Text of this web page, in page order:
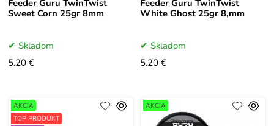
Feeder Guru TwinTwist
Sweet Corn 25gr 8mm
Skladom
5.20 €
Feeder Guru TwinTwist
White Ghost 25gr 8,mm
Skladom
5.20 €
AKCIA
TOP PRODUKT
AKCIA